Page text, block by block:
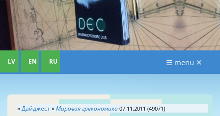
LV EN RU ☰ menu ✕
»Дайджест»Мировая грекономика 07.11.2011 (49071)